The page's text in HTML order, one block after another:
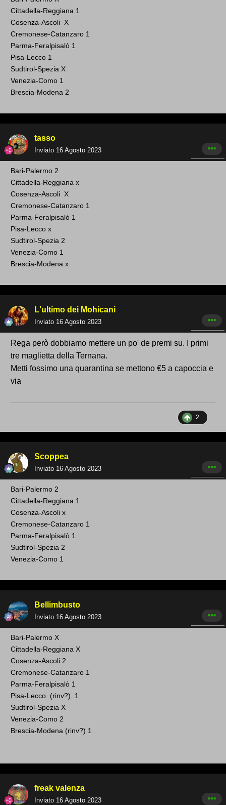
Cittadella-Reggiana 1
Cosenza -Ascoli X
Cremonese-Catanzaro 1
Parma-Feralpisalò 1
Pisa-Lecco 1
Sudtirol-Spezia X
Venezia-Como 1
Brescia-Modena 2
tasso
Inviato 16 Agosto 2023
Bari -Palermo 2
Cittadella-Reggiana x
Cosenza -Ascoli X
Cremonese-Catanzaro 1
Parma-Feralpisalò 1
Pisa-Lecco x
Sudtirol-Spezia 2
Venezia-Como 1
Brescia-Modena x
L'ultimo dei Mohicani
Inviato 16 Agosto 2023
Rega però dobbiamo mettere un po' de premi su. I primi
tre maglietta della Ternana.
Metti fossimo una quarantina se mettono €5 a capoccia e
via
2
Scoppea
Inviato 16 Agosto 2023
Bari -Palermo 2
Cittadella-Reggiana 1
Cosenza -Ascoli x
Cremonese-Catanzaro 1
Parma-Feralpisalò 1
Sudtirol-Spezia 2
Venezia-Como 1
Bellimbusto
Inviato 16 Agosto 2023
Bari -Palermo X
Cittadella-Reg giana X
Cosenza-Ascoli 2
Cremonese -Catanzaro 1
Parma-Feralpisalò 1
Pisa-Lecco. (rinv?). 1
Sudtirol-Spezia X
Venezia-Como 2
Brescia-Modena (rinv? ) 1
freak valenza
Inviato 16 Agosto 2023